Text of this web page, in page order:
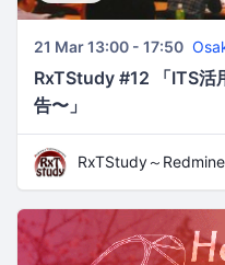
21 Mar 13:00 - 17:50
RxTStudy #12 「ITS活
告〜」